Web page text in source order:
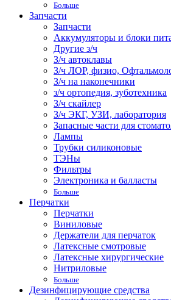
Больше
Запчасти
Запчасти
Аккумуляторы и блоки
Другие з/ч
З/ч автоклавы
З/ч ЛОР, физио,
З/ч на наконечники
з/ч ортопедия, зуботехника
З/ч скайлер
З/ч ЭКГ, УЗИ, лаборатория
Запасные части для
Лампы
Трубки силиконовые
ТЭНы
Фильтры
Электроника и балласты
Больше
Перчатки
Перчатки
Виниловые
Держатели для перчаток
Латексные смотровые
Латексные хирургические
Нитриловые
Больше
Дезинфицирующие средства